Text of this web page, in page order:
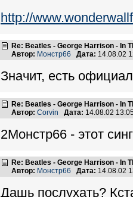
http://
Re: Beatles - George Harrison - In
Автор: Монстр66 Дата: 14.08.02
Значит, есть
Re: Beatles - George Harrison - In
Автор: Corvin Дата: 14.08.02
2Монстр66 - этот
Re: Beatles - George Harrison - In
Автор: Монстр66 Дата: 14.08.02
Дашь послухать?